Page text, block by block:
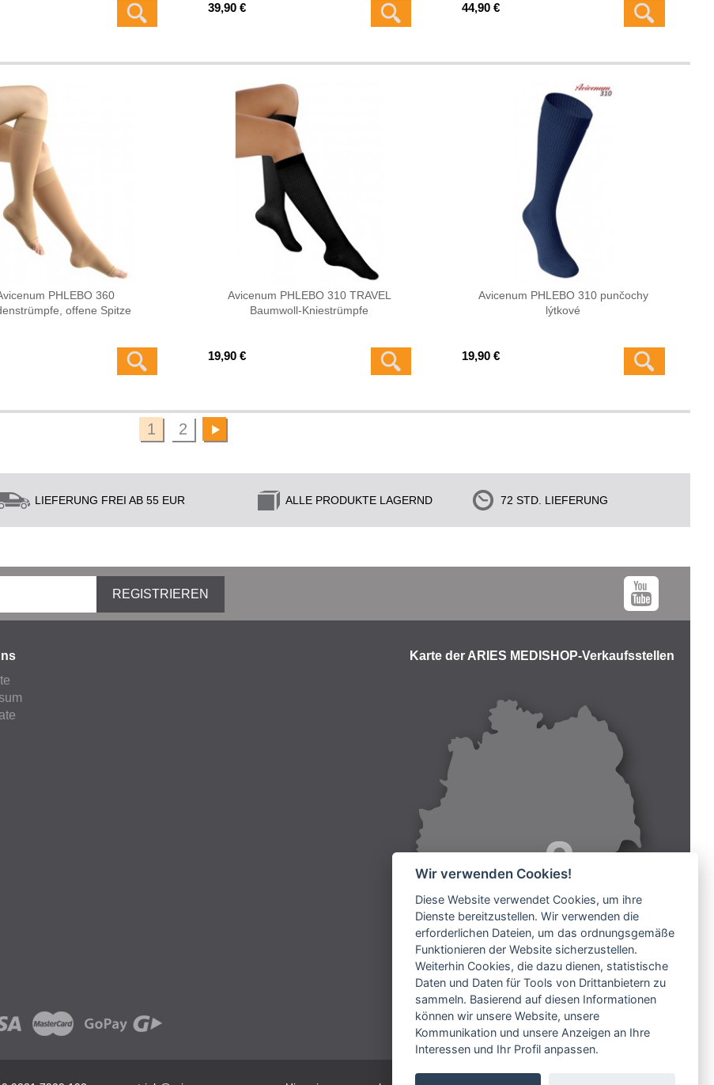
39,90 € 44,90 €
PHLEBO 360
offene Spitze
Avicenum PHLEBO 310 TRAVEL
Baumwoll-Kniestrümpfe
19,90 €
Avicenum PHLEBO 310 punčochy
lýtkové
19,90 €
1 2
LIEFERUNG FREI AB 55 EUR ALLE PRODUKTE LAGERND 72 STD. LIEFERUNG
REGISTRIEREN
Karte der ARIES MEDISHOP-Verkaufsstellen
Wir verwenden Cookies!
Diese Website verwendet Cookies, um ihre
Dienste bereitzustellen. Wir verwenden die
erforderlichen Dateien, um das ordnungsgemäße
Funktionieren der Website sicherzustellen.
Weiterhin Cookies, die dazu dienen, statistische
Daten und Daten für Tools von Drittanbietern zu
sammeln. Basierend auf diesen Informationen
können wir unsere Website, unsere
Kommunikation und unsere Anzeigen an Ihre
Interessen und Ihr Profil anpassen.